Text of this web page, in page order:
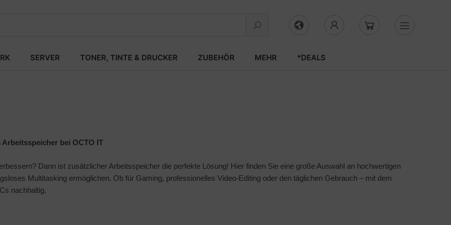
SERVER TONER, TINTE & DRUCKER ZUBEHÖR MEHR *DEALS
bei OCTO IT
Dann ist zusätzlicher Arbeitsspeicher die perfekte Lösung! Hier finden Sie eine große Auswahl an hochwertigen
Multitasking ermöglichen. Ob für Gaming, professionelles Video-Editing oder den täglichen Gebrauch – mit dem
nachhaltig.